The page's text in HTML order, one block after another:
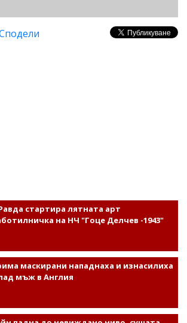
стартира лятната арт
на НЧ "Гоце Делчев -1943"
маскирани нападнаха и изнасилиха
мъж в Англия